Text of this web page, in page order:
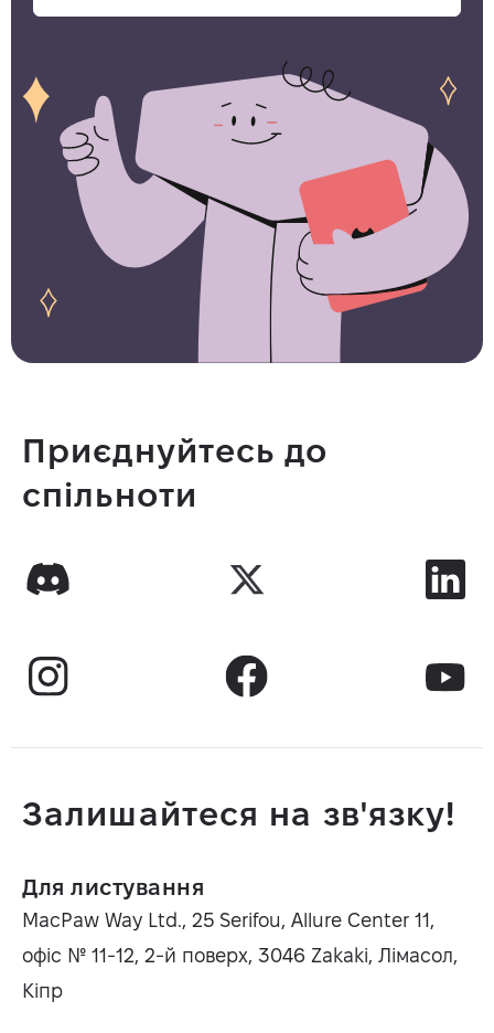
Приєднуйтесь до
спільноти
Залишайтеся на зв'язку!
Для листування
MacPaw Way Ltd., 25 Serifou, Allure Center 11,
офіс № 11-12, 2-й поверх, 3046 Zakaki, Лімасол,
Кіпр